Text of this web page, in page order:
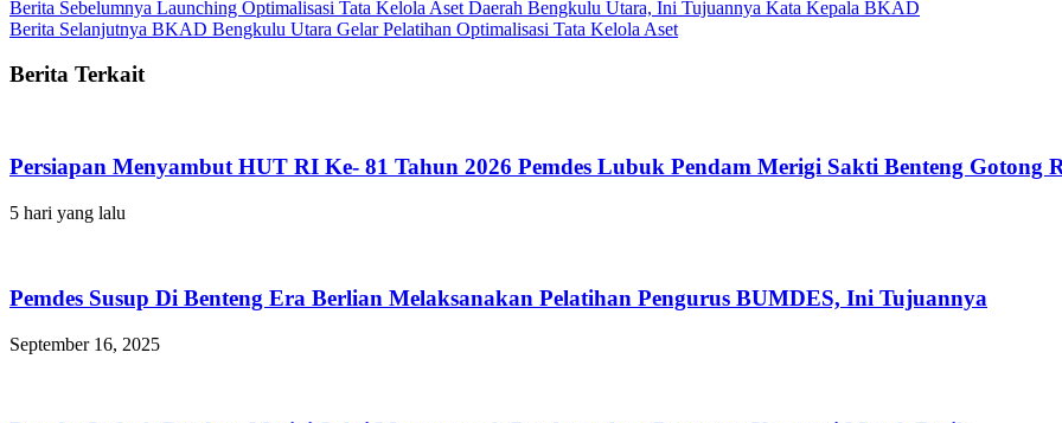
Berita Sebelumnya Launching Optimalisasi Tata Kelola Aset Daerah Bengkulu Utara, Ini Tujuannya Kata Kepala BKAD
Berita Selanjutnya BKAD Bengkulu Utara Gelar Pelatihan Optimalisasi Tata Kelola Aset
Berita Terkait
Persiapan Menyambut HUT RI Ke- 81 Tahun 2026 Pemdes Lubuk Pendam Merigi Sakti Benteng Gotong
5 hari yang lalu
Pemdes Susup Di Benteng Era Berlian Melaksanakan Pelatihan Pengurus BUMDES, Ini Tujuannya
September 16, 2025